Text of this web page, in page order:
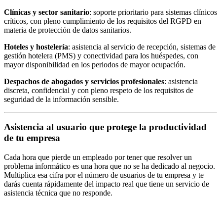
Clínicas y sector sanitario: soporte prioritario para sistemas clínicos
críticos, con pleno cumplimiento de los requisitos del RGPD en
materia de protección de datos sanitarios.
Hoteles y hostelería: asistencia al servicio de recepción, sistemas de
gestión hotelera (PMS) y conectividad para los huéspedes, con
mayor disponibilidad en los periodos de mayor ocupación.
Despachos de abogados y servicios profesionales: asistencia
discreta, confidencial y con pleno respeto de los requisitos de
seguridad de la información sensible.
Asistencia al usuario que protege la productividad
de tu empresa
Cada hora que pierde un empleado por tener que resolver un
problema informático es una hora que no se ha dedicado al negocio.
Multiplica esa cifra por el número de usuarios de tu empresa y te
darás cuenta rápidamente del impacto real que tiene un servicio de
asistencia técnica que no responde.